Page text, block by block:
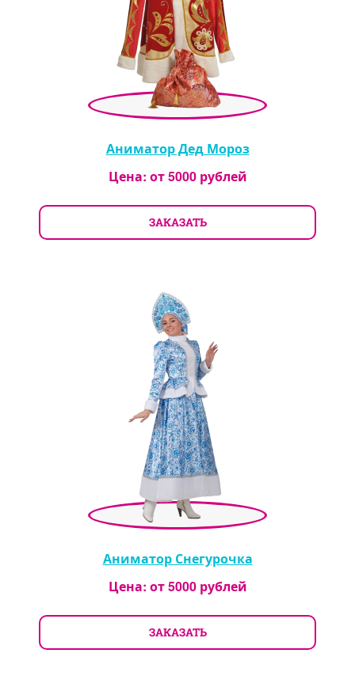
Аниматор Дед Мороз
Цена: от5000рублей
ЗАКАЗАТЬ
Аниматор Снегурочка
Цена: от5000рублей
ЗАКАЗАТЬ